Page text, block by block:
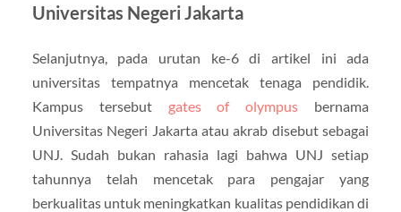
Universitas Negeri Jakarta
Selanjutnya, pada urutan ke-6 di artikel ini ada
universitas tempatnya mencetak tenaga pendidik.
Kampus tersebut gates of olympus bernama
Universitas Negeri Jakarta atau akrab disebut sebagai
UNJ. Sudah bukan rahasia lagi bahwa UNJ setiap
tahunnya telah mencetak para pengajar yang
berkualitas untuk meningkatkan kualitas pendidikan di